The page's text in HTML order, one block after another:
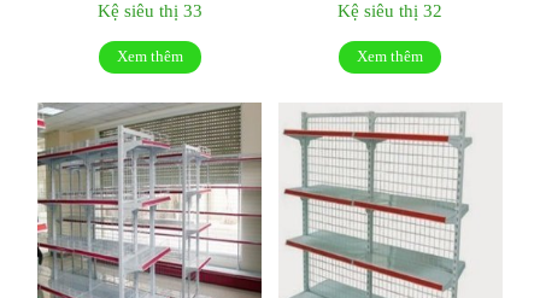
Kệ siêu thị 33
Xem thêm
Kệ siêu thị 32
Xem thêm